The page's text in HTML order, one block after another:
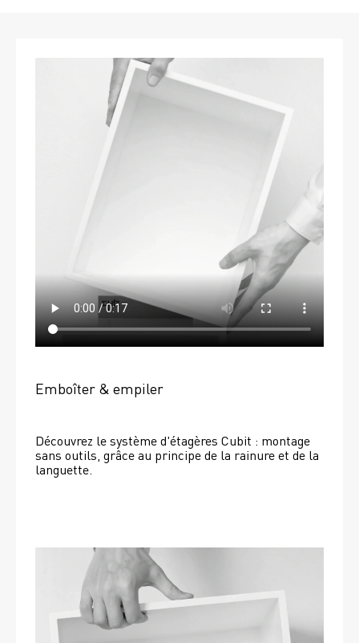
Emboîter & empiler
Découvrez le système d'étagères Cubit : montage
sans outils, grâce au principe de la rainure et de la
languette.